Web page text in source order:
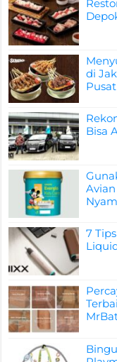
di
Pusat
Bisa
7